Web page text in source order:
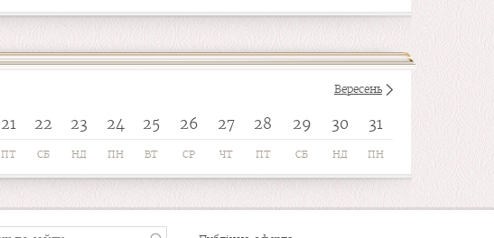
Вересень
21 22 23 24 25 26 27 28 29 30 31
ПТ СБ НД ПН ВТ СР ЧТ ПТ СБ НД ПН